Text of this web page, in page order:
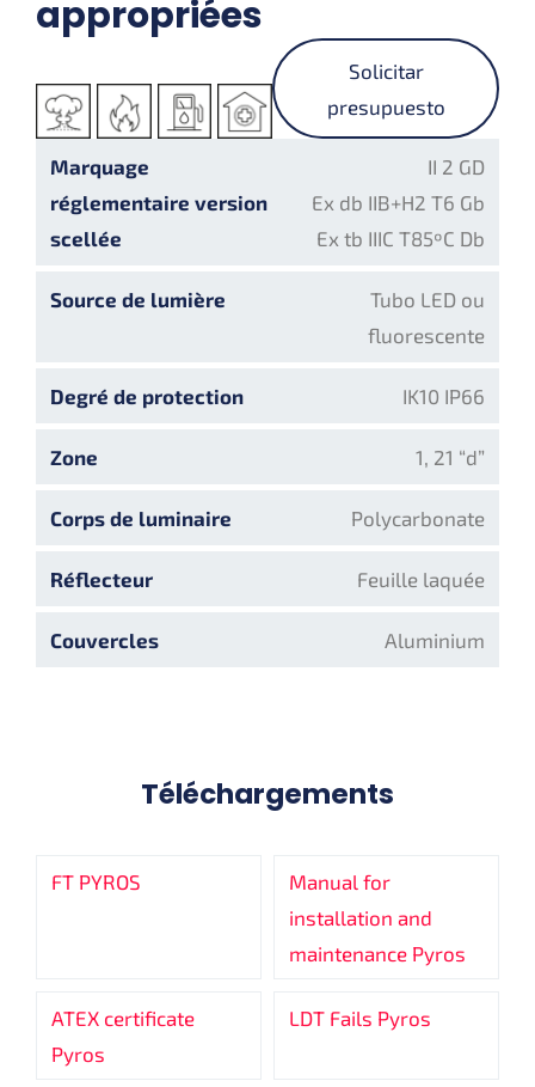
appropriées
Solicitar
presupuesto
Marquage
réglementaire version
scellée
II 2 GD
Ex db IIB+H2 T6 Gb
Ex tb IIIC T85ºC Db
Source de lumière
Tubo LED ou
fluorescente
Degré de protection IK10 IP66
Zone 1, 21 “d”
Corps de luminaire Polycarbonate
Réflecteur Feuille laquée
Couvercles Aluminium
Téléchargements
FT PYROS
Manual for
installation and
maintenance Pyros
ATEX certificate
Pyros
LDT Fails Pyros